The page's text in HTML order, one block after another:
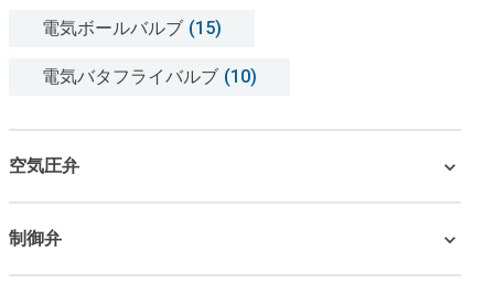
電気ボールバルブ (15)
電気バタフライバルブ (10)
空気圧弁
制御弁